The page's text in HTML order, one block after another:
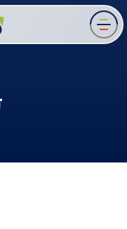
מעבר
לתוכן